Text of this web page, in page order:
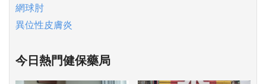
網球肘
異位性皮膚炎
今日熱門健保藥局